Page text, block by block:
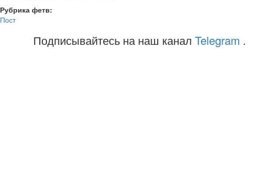
Рубрика фетв:
Пост
Подписывайтесь на наш канал Telegram .